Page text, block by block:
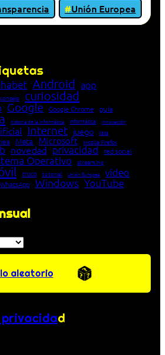
Unión Europea
Android app
consejo curiosidad
Google Google Chrome guía
historia de la Informática Informática innovación
Internet juego lista
Meta Microsoft Mozilla Firefox
novedad privacidad red social
Operativo streaming
truco tutorial Unión Europea vídeo
WhatsApp Windows YouTube
aleatorio
d